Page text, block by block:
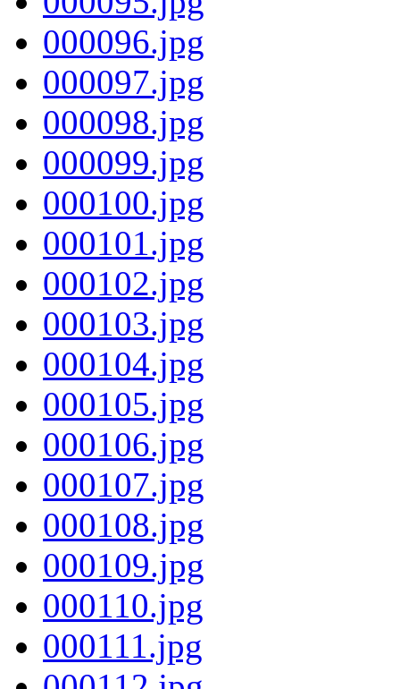
000096.jpg
000097.jpg
000098.jpg
000099.jpg
000100.jpg
000101.jpg
000102.jpg
000103.jpg
000104.jpg
000105.jpg
000106.jpg
000107.jpg
000108.jpg
000109.jpg
000110.jpg
000111.jpg